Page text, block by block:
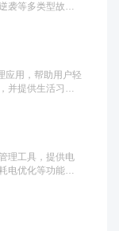
袭等多类型故
应用，帮助用户轻
并提供生活习惯
理工具，提供电
电优化等功能，